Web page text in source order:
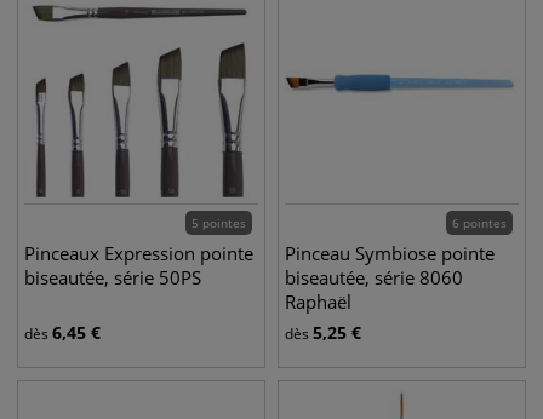
5 pointes
Pinceaux Expression pointe
biseautée, série 50PS
dès 6,45 €
6 pointes
Pinceau Symbiose pointe
biseautée, série 8060
Raphaël
dès 5,25 €